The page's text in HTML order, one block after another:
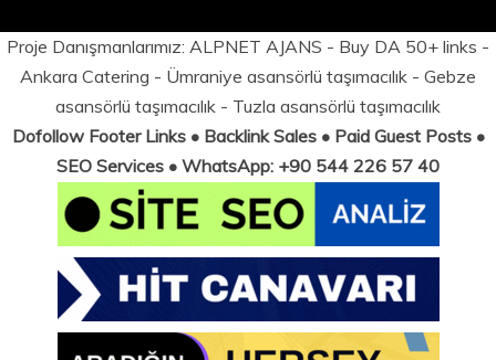
Proje Danışmanlarımız: ALPNET AJANS - Buy DA 50+ links -
Ankara Catering - Ümraniye asansörlü taşımacılık - Gebze
asansörlü taşımacılık - Tuzla asansörlü taşımacılık
Dofollow Footer Links • Backlink Sales • Paid Guest Posts •
SEO Services • WhatsApp: +90 544 226 57 40